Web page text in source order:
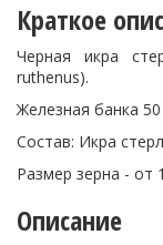
Краткое
Черная икра
ruthenus).
Железная банка
Состав: Икра
Размер зерна - от
Описание